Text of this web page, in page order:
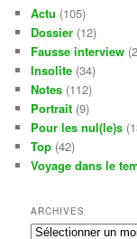
Actu (105)
Dossier (12)
Fausse interview
Insolite (34)
Notes (112)
Portrait (9)
Pour les nul(le)s
Top (42)
Voyage dans le
ARCHIVES
Archives